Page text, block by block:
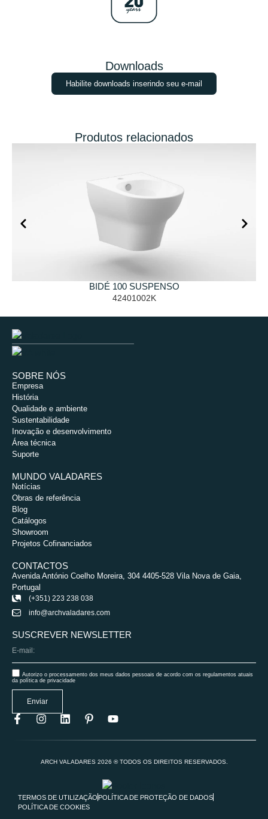
Downloads
Habilite downloads inserindo seu e-mail
Produtos relacionados
BIDÉ 100 SUSPENSO
42401002K
SOBRE NÓS
Empresa
História
Qualidade e ambiente
Sustentabilidade
Inovação e desenvolvimento
Área técnica
Suporte
MUNDO VALADARES
Notícias
Obras de referência
Blog
Catálogos
Showroom
Projetos Cofinanciados
CONTACTOS
Avenida António Coelho Moreira, 304 4405-528 Vila Nova de Gaia,
Portugal
(+351) 223 238 038
info@archvaladares.com
SUSCREVER NEWSLETTER
Autorizo o processamento dos meus dados pessoais de acordo com os regulamentos atuais
da política de privacidade
Enviar
ARCH VALADARES 2026 ® TODOS OS DIREITOS RESERVADOS.
TERMOS DE UTILIZAÇÃO POLÍTICA DE PROTEÇÃO DE DADOS
POLÍTICA DE COOKIES